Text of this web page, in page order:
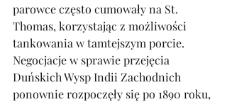
parowce często cumowały na St.
Thomas, korzystając z możliwości
tankowania w tamtejszym porcie.
Negocjacje w sprawie przejęcia
Duńskich Wysp Indii Zachodnich
ponownie rozpoczęły się po 1890 roku,